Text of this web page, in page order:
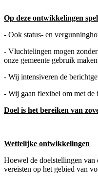
Op deze ontwikkelingen
- Ook status- en
- Vluchtelingen mogen
onze gemeente gebruik
- Wij intensiveren de
- Wij gaan flexibel om met de
Doel is het bereiken van
Wettelijke ontwikkelingen
Hoewel de doelstellingen van
vereisten op het gebied van